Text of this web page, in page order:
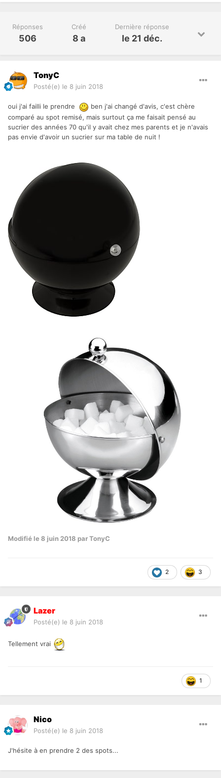
Réponses
506
Créé
8 a
Dernière réponse
le 21 déc.
TonyC
Posté(e) le 8 juin 2018
oui j'ai failli le prendre
ben j'ai changé d'avis, c'est chère
comparé au spot remisé, mais surtout ça me faisait pensé au
sucrier des années 70 qu'il y avait chez mes parents et je n'avais
pas envie d'avoir un sucrier sur ma table de nuit !
Modifié le 8 juin 2018 par TonyC
2 3
Lazer
Posté(e) le 8 juin 2018
Tellement vrai
1
Nico
Posté(e) le 8 juin 2018
J'hésite à en prendre 2 des spots...